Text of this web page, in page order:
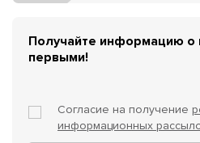
Получайте информацию о
первыми!
Согласие на получение
информационных